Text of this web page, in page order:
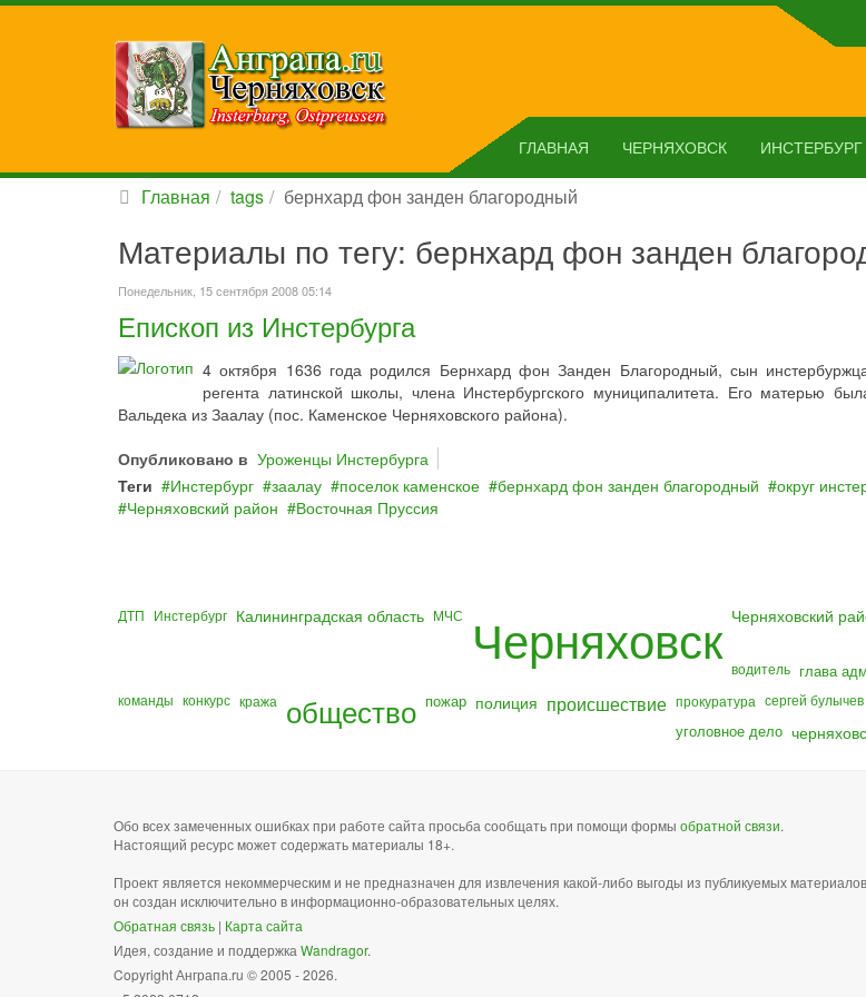
ГЛАВНАЯ ЧЕРНЯХОВСК ИНСТЕРБУРГ
Главная tags бернхард фон занден благородный
Материалы по тегу: бернхард фон занден
Понедельник, 15 сентября 2008 05:14
Епископ из Инстербурга
4 октября 1636 года родился Бернхард фон Занден Благородный, сын
регента латинской школы, члена Инстербургского муниципалитета. Его матерью
Вальдека из Заалау (пос. Каменское Черняховского района).
Опубликовано в Уроженцы Инстербурга
Теги
Инстербург заалау поселок каменское бернхард фон занден благородный округ
Черняховский район
Восточная Пруссия
ДТП Инстербург Калининградская область МЧС Черняховск Черняховский
водитель глава
команды конкурс кража общество пожар полиция происшествие прокуратура сергей булычев
уголовное дело
Обо всех замеченных ошибках при работе сайта просьба сообщать при помощи формы обратной связи.
Настоящий ресурс может содержать материалы 18+.
Проект является некоммерческим и не предназначен для извлечения какой-либо выгоды из публикуемых
он создан исключительно в информационно-образовательных целях.
Обратная связь | Карта сайта
Идея, создание и поддержка Wandragor.
Copyright Анграпа.ru © 2005 - 2026.